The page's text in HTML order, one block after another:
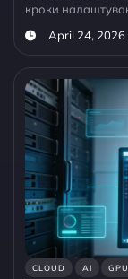
кроки
April 24, 2026
CLOUD AI GPU